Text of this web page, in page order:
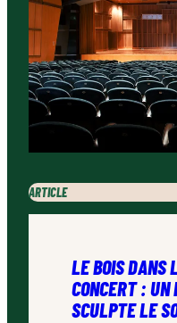
ARTICLE
LE BOIS DANS
CONCERT : UN
SCULPTE LE